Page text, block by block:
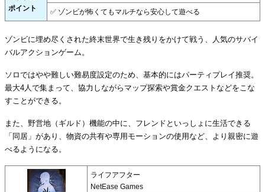
ポイント
✅ ゾンビが怖くてもマルチなら安心して遊べる
ゾンビに埋め尽くされた終末世界で生き残りをかけて戦う、人気のサバイ
バルアクションゲーム。
ソロではやや難しい難易度設定のため、基本的にはパーティプレイ推奨。
最大4人で集まって、協力しながらマップ探索や賞金クエストなどをこな
すことができる。
また、野営地（ギルド）機能の中に、フレンドといっしょに生活できる
「同居」があり、物資の共有や専用モーションの使用など、より親密に遊
べるようになる。
ライフアフター
NetEase Games